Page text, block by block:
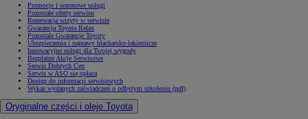
Promocje i sezonowe usługi
Pozostałe oferty serwisu
Rezerwacja wizyty w serwisie
Gwarancja Toyota Relax
Pozostałe Gwarancje Toyoty
Ubezpieczenia i naprawy blacharsko-lakiernicze
Innowacyjne usługi dla Twojej wygody
Bezpłatne Akcje Serwisowe
Serwis Dobrych Cen
Serwis w ASO się opłaca
Dostęp do informacji serwisowych
Wykaz wydanych zaświadczeń o odbytym szkoleniu (pdf)
Oryginalne części i oleje Toyota